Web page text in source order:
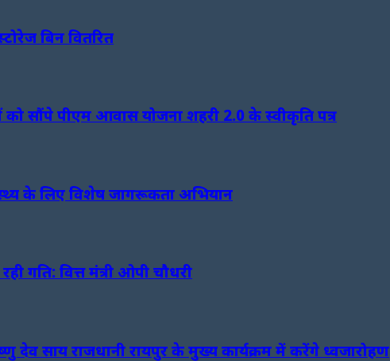
बिन वितरित
को सौंपे पीएम आवास योजना शहरी 2.0 के स्वीकृति पत्र
के लिए विशेष जागरूकता अभियान
गति: वित्त मंत्री ओपी चौधरी
देव साय राजधानी रायपुर के मुख्य कार्यक्रम में करेंगे ध्वजारोहण